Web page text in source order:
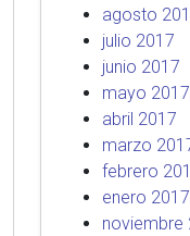
agosto
julio 2017
junio 2017
mayo 2017
abril 2017
marzo
febrero
enero 2017
noviembre